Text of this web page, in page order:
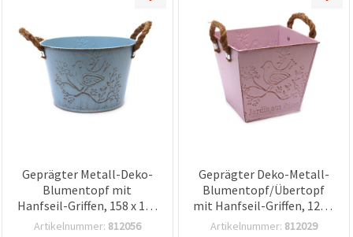
Geprägter Metall-Deko-
Blumentopf mit
Hanfseil-Griffen, 158 x 104
mm, Blau
Artikelnummer: 812056
Geprägter Deko-Metall-
Blumentopf/Übertopf
mit Hanfseil-Griffen, 120 x
134 mm, Pink
Artikelnummer: 812029